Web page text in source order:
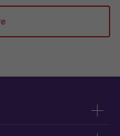
a
diapositiva
3